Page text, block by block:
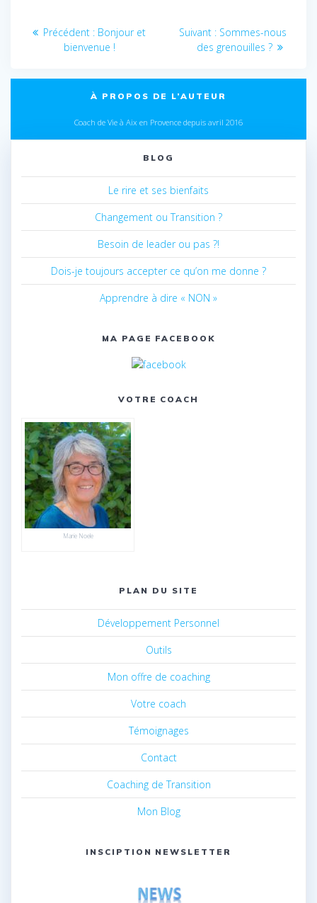
Navigation
l’article
Précédent : Article
précédent
Bonjour et
bienvenue !
Suivant : Article
suivant
Sommes-nous
des grenouilles ?
À PROPOS DE L’AUTEUR
Coach de Vie à Aix en Provence depuis avril 2016
BLOG
Le rire et ses bienfaits
Changement ou Transition ?
Besoin de leader ou pas ?!
Dois-je toujours accepter ce qu’on me donne ?
Apprendre à dire « NON »
MA PAGE FACEBOOK
VOTRE COACH
Marie Noele
PLAN DU SITE
Développement Personnel
Outils
Mon offre de coaching
Votre coach
Témoignages
Contact
Coaching de Transition
Mon Blog
INSCIPTION NEWSLETTER